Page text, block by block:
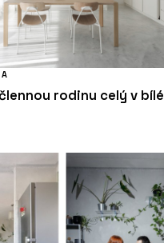
rodinu celý v bílé